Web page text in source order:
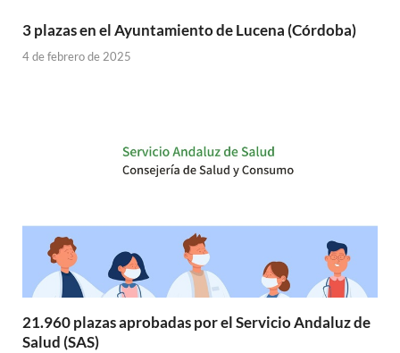
3 plazas en el Ayuntamiento de Lucena (Córdoba)
4 de febrero de 2025
21.960 plazas aprobadas por el Servicio Andaluz de
Salud (SAS)